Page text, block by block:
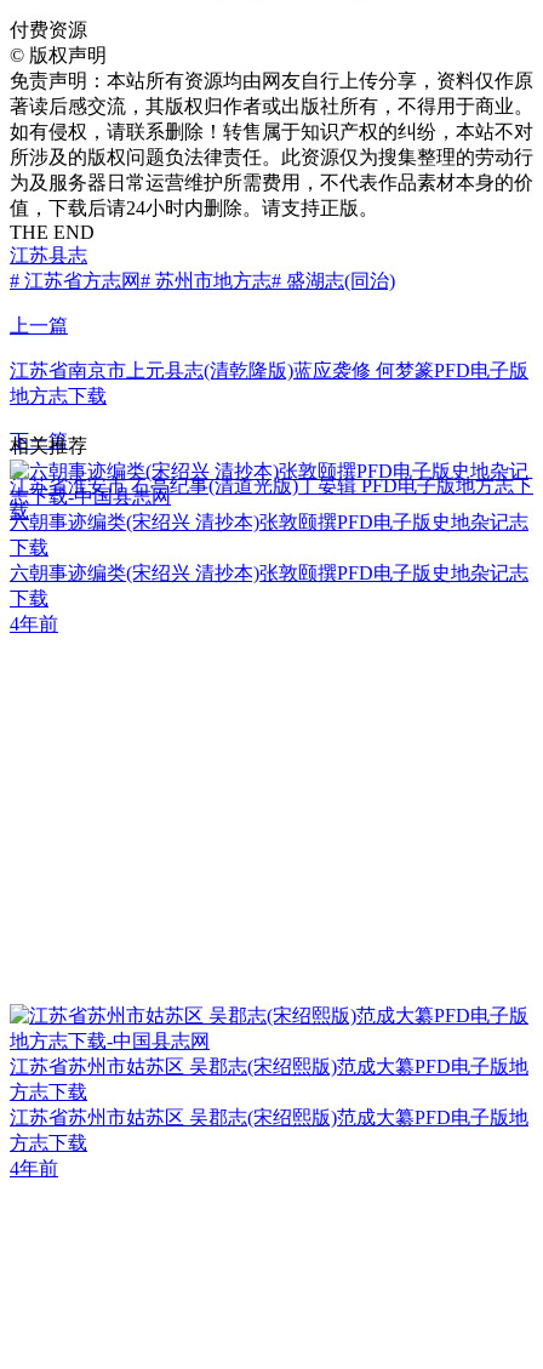
付费资源
© 版权声明
免责声明：本站所有资源均由网友自行上传分享，资料仅作原
著读后感交流，其版权归作者或出版社所有，不得用于商业。
如有侵权，请联系删除！转售属于知识产权的纠纷，本站不对
所涉及的版权问题负法律责任。此资源仅为搜集整理的劳动行
为及服务器日常运营维护所需费用，不代表作品素材本身的价
值，下载后请24小时内删除。请支持正版。
THE END
江苏县志
# 江苏省方志网# 苏州市地方志# 盛湖志(同治)
上一篇
江苏省南京市上元县志(清乾隆版)蓝应袭修 何梦篆PFD电子版
地方志下载
下一篇
江苏省淮安市 石亭纪事(清道光版)丁晏辑 PFD电子版地方志下
载
相关推荐
六朝事迹编类(宋绍兴 清抄本)张敦颐撰PFD电子版史地杂记志
下载
六朝事迹编类(宋绍兴 清抄本)张敦颐撰PFD电子版史地杂记志
下载
4年前
江苏省苏州市姑苏区 吴郡志(宋绍熙版)范成大纂PFD电子版地
方志下载
江苏省苏州市姑苏区 吴郡志(宋绍熙版)范成大纂PFD电子版地
方志下载
4年前